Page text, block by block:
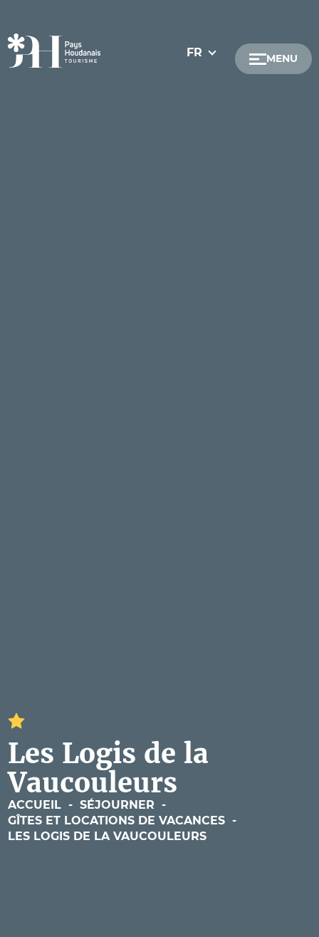
FR MENU
Les Logis de la
Vaucouleurs
ACCUEIL - SÉJOURNER -
GÎTES ET LOCATIONS DE VACANCES -
LES LOGIS DE LA VAUCOULEURS